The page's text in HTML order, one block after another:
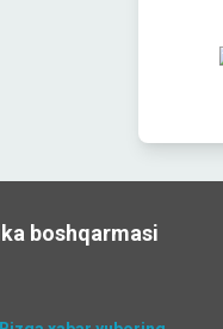
boshqarmasi